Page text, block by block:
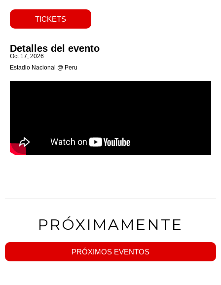
TICKETS
Detalles del evento
Oct 17, 2026
Estadio Nacional @ Peru
PRÓXIMAMENTE
PRÓXIMOS EVENTOS